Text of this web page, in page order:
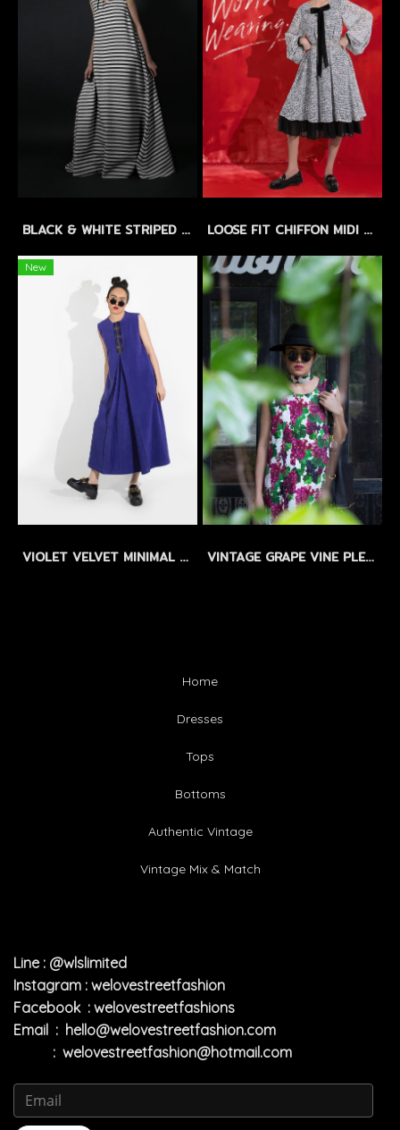
BLACK & WHITE STRIPED LINEN MAXI DRESS by WLS - แม็กซี่เดรสลินิน ลายทางขาว-ดำ LOOSE FIT CHIFFON MIDI DRESS with FLORAL EMBROIDERY - เดรสทรงหลวม ผ้าชีฟองปักลายดอกไม้ แขนบอลลูน กระโปรงระบาย 2 ชั้น
New
VIOLET VELVET MINIMAL DRESS by WLS - เดรสผ้าสักกะหลาดเนื้อสัมผัสกำมะหยี่ สีม่วง VINTAGE GRAPE VINE PLEATED DRESS by WLS LIMITED EDITION - SIZEM
Home
Dresses
Tops
Bottoms
Authentic Vintage
Vintage Mix & Match
Line : @wlslimited
Instagram : welovestreetfashion
Facebook : welovestreetfashions
Email : hello@welovestreetfashion.com
: welovestreetfashion@hotmail.com